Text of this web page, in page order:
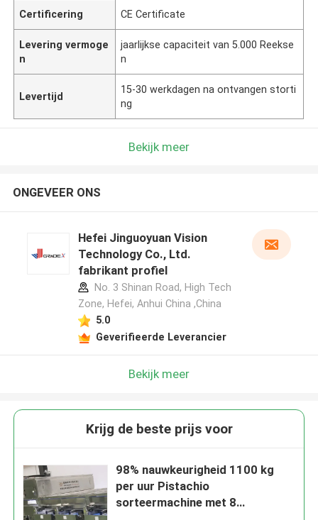
Certificering CE Certificate
Levering vermoge
n
jaarlijkse capaciteit van 5.000 Reekse
n
Levertijd
15-30 werkdagen na ontvangen storti
ng
Bekijk meer
ONGEVEER ONS
Hefei Jinguoyuan Vision
Technology Co., Ltd.
fabrikant profiel
No. 3 Shinan Road, High Tech
Zone, Hefei, Anhui China ,China
5.0
Geverifieerde Leverancier
Bekijk meer
Krijg de beste prijs voor
98% nauwkeurigheid 1100 kg
per uur Pistachio
sorteermachine met 8